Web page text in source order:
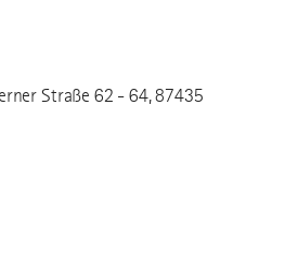
Straße 62 - 64, 87435